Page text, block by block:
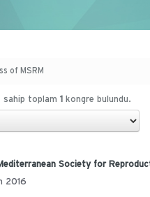
of MSRM
sahip toplam 1 kongre bulundu.
Society for
2016